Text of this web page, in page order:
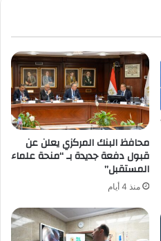
محافظ البنك المركزي يعلن عن
قبول دفعة جديدة بـ “منحة علماء
المستقبل”
منذ 4 أيام